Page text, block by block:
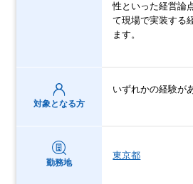
性といった経営論
て現場で実装する
ます。
対象となる方
いずれかの経験が
勤務地
東京都